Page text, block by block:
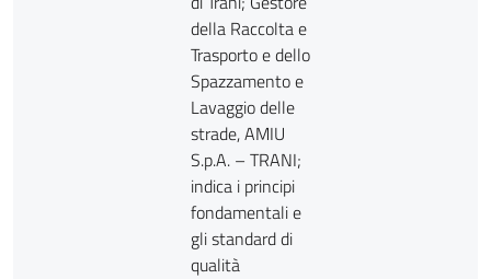
della Raccolta e
Trasporto e dello
Spazzamento e
Lavaggio delle
strade, AMIU
S.p.A. – TRANI;
indica i principi
fondamentali e
gli standard di
qualità